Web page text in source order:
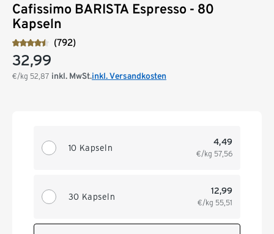
Cafissimo BARISTA Espresso - 80
Kapseln
(792)
32,99
€/kg 52,87 inkl. MwSt.inkl. Versandkosten
10 Kapseln
4,49
€/kg 57,56
30 Kapseln
12,99
€/kg 55,51